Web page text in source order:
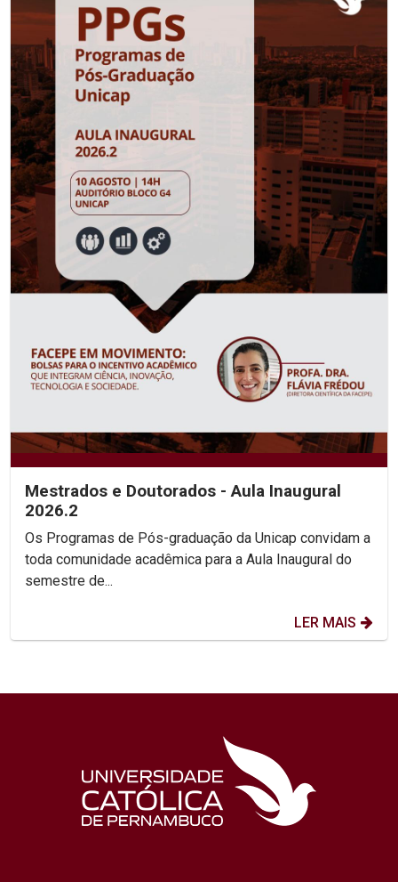
Mestrados e Doutorados - Aula Inaugural
2026.2
Os Programas de Pós-graduação da Unicap convidam a
toda comunidade acadêmica para a Aula Inaugural do
semestre de...
LER MAIS